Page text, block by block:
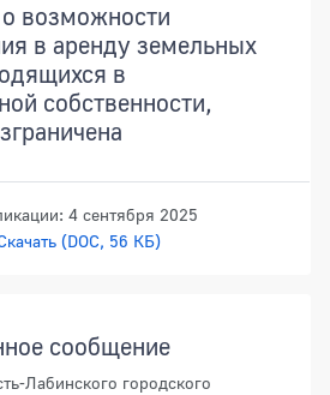
возможности
в аренду земельных
в
собственности,
4 сентября 2025
(DOC, 56 КБ)
сообщение
Лабинского городского